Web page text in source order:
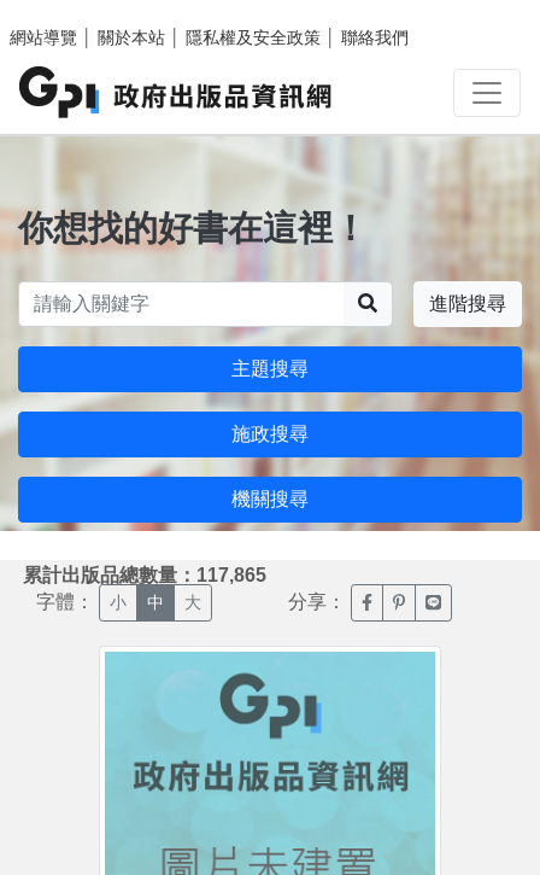
網站導覽
關於本站 隱私權及安全政策 聯絡我們
你想找的好書在這裡！
進階搜尋
主題搜尋
施政搜尋
機關搜尋
累計出版品總數量：117,865
字體： 小 中 大 分享： 臉書分享(另開新視窗)
噗浪分享(另開新
Line分享(另